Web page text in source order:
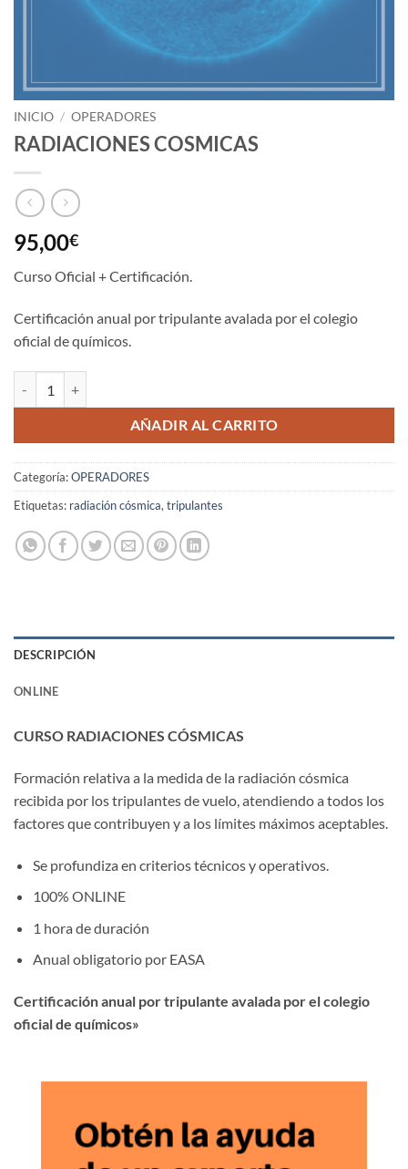
INICIO / OPERADORES
RADIACIONES COSMICAS
95,00€
Curso Oficial + Certificación.
Certificación anual por tripulante avalada por el colegio
oficial de químicos.
AÑADIR AL CARRITO
Categoría:OPERADORES
Etiquetas: radiación cósmica, tripulantes
DESCRIPCIÓN
ONLINE
CURSO RADIACIONES CÓSMICAS
Formación relativa a la medida de la radiación cósmica
recibida por los tripulantes de vuelo, atendiendo a todos los
factores que contribuyen y a los límites máximos aceptables.
Se profundiza en criterios técnicos y operativos.
100% ONLINE
1 hora de duración
Anual obligatorio por EASA
Certificación anual por tripulante avalada por el colegio
oficial de químicos»